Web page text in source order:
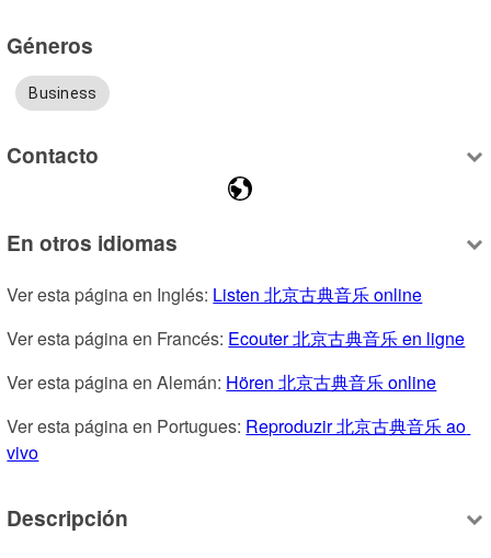
Géneros
Business
Contacto
En otros idiomas
Ver esta página en Inglés: Listen 北京古典音乐 online
Ver esta página en Francés: Ecouter 北京古典音乐 en ligne
Ver esta página en Alemán: Hören 北京古典音乐 online
Ver esta página en Portugues: Reproduzir 北京古典音乐 ao
vivo
Descripción